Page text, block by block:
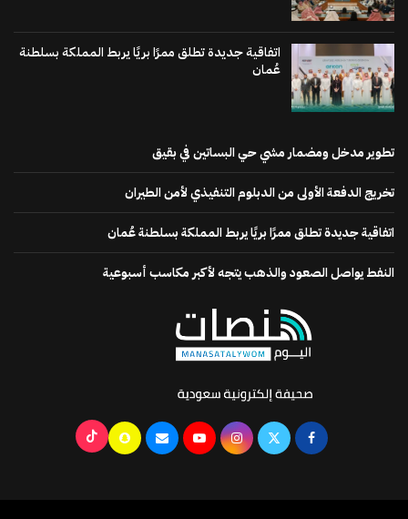
اتفاقية جديدة تطلق ممرًا بريًا يربط المملكة بسلطنة
عُمان
تطوير مدخل ومضمار مشي حي البساتين في بقيق
تخريج الدفعة الأولى من الدبلوم التنفيذي لأمن الطيران
اتفاقية جديدة تطلق ممرًا بريًا يربط المملكة بسلطنة عُمان
النفط يواصل الصعود والذهب يتجه لأكبر مكاسب أسبوعية